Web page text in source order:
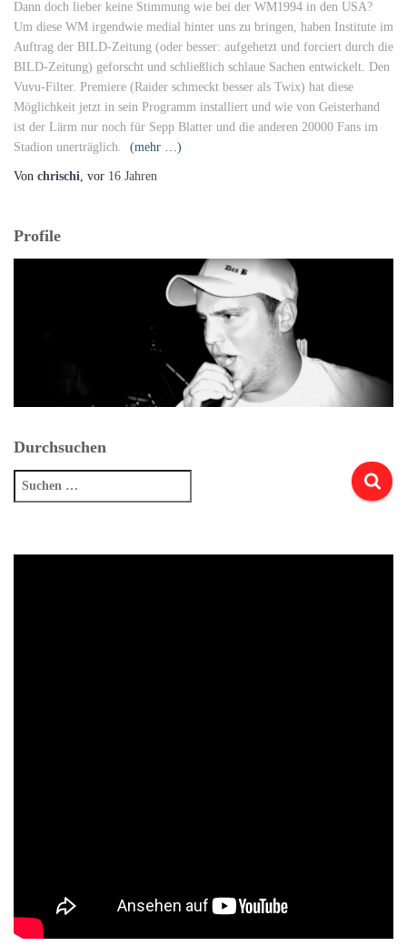
Dann doch lieber keine Stimmung wie bei der WM1994 in den USA?
Um diese WM irgendwie medial hinter uns zu bringen, haben Institute im
Auftrag der BILD-Zeitung (oder besser: aufgehetzt und forciert durch die
BILD-Zeitung) geforscht und schließlich schlaue Sachen entwickelt. Den
Vuvu-Filter. Premiere (Raider schmeckt besser als Twix) hat diese
Möglichkeit jetzt in sein Programm installiert und wie von Geisterhand
ist der Lärm nur noch für Sepp Blatter und die anderen 20000 Fans im
Stadion unerträglich.
(mehr …)
Von chrischi, vor 16 Jahren
Profile
Durchsuchen
Suchen
nach: